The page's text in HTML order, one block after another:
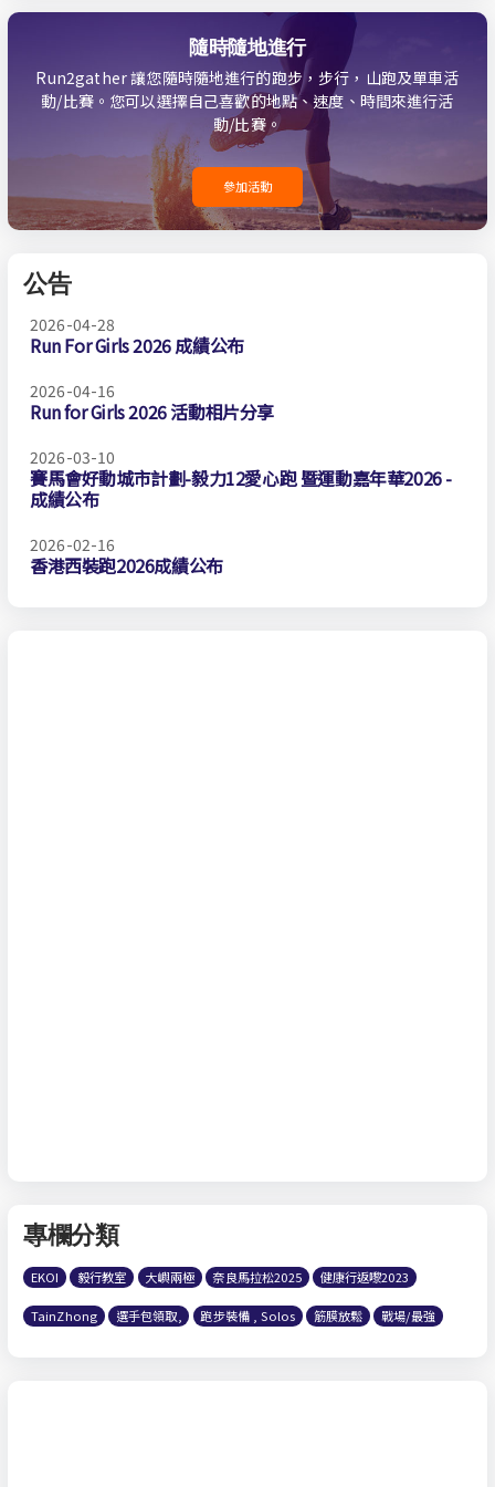
隨時隨地進行
Run2gather 讓您隨時隨地進行的跑步，步行，山跑及單車活
動/比賽。您可以選擇自己喜歡的地點、速度、時間來進行活
動/比賽。
參加活動
公告
2026-04-28
Run For Girls 2026 成績公布
2026-04-16
Run for Girls 2026 活動相片分享
2026-03-10
賽馬會好動城市計劃-毅力12愛心跑 暨運動嘉年華2026 -
成績公布
2026-02-16
香港西裝跑2026成績公布
專欄分類
EKOI 毅行教室 大嶼兩極 奈良馬拉松2025 健康行返嚟2023
TainZhong 選手包領取, 跑步裝備 , Solos 筋膜放鬆 戰場/最強